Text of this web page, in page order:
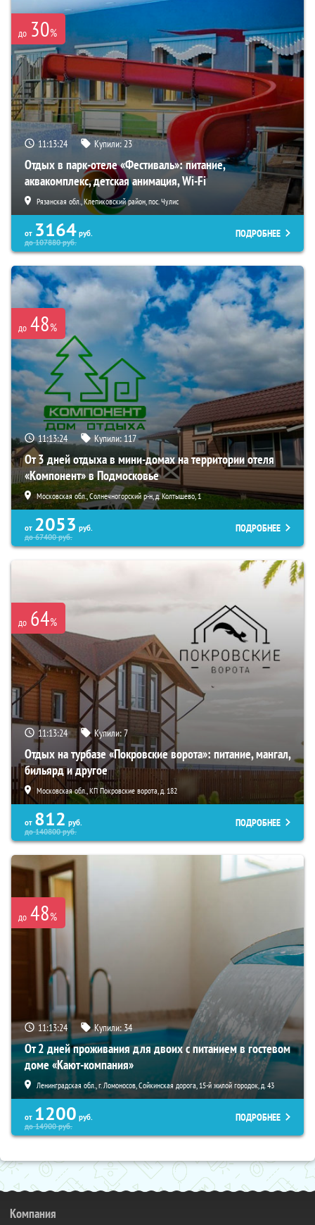
до 30%
11:13:23 Купили:23
Отдых в парк-отеле «Фестиваль»: питание,
аквакомплекс, детская анимация, Wi-Fi
Рязанская обл., Клепиковский район, пос. Чулис
от 3164 руб.
до107880руб.
ПОДРОБНЕЕ
до 48%
11:13:23 Купили: 117
От 3 дней отдыха в мини-домах на территории отеля
«Компонент» в Подмосковье
Московская обл., Солнечногорский р-н, д. Колтышево, 1
от 2053 руб.
до67400руб.
ПОДРОБНЕЕ
до 64%
11:13:23 Купили:7
Отдых на турбазе «Покровские ворота»: питание, мангал,
бильярд и другое
Московская обл., КП Покровские ворота, д. 182
от 812 руб.
до140800руб.
ПОДРОБНЕЕ
до 48%
11:13:23 Купили:34
От 2 дней проживания для двоих с питанием в гостевом
доме «Кают-компания»
Ленинградская обл., г. Ломоносов, Сойкинская дорога, 15-й жилой городок, д. 43
от 1200 руб.
до14900руб.
ПОДРОБНЕЕ
Компания